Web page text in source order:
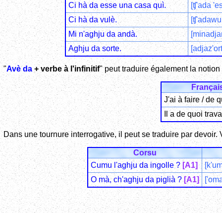
Ci hà da esse una casa quì.
[ʧ'ada
Ci hà da vulè.
Mi n'aghju da andà.
Aghju da sorte.
"Avè da + verbe à l'infinitif" peut traduire également la
J'ai à faire / de
Il a de quoi
Dans une tournure interrogative, il peut se traduire par devoir.
Corsu
Cumu l'aghju da ingolle ?[A1]
O mà, ch'aghju da piglià ?[A1]